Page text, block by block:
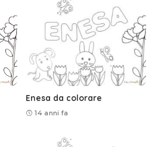
Enesa da colorare
14 anni fa